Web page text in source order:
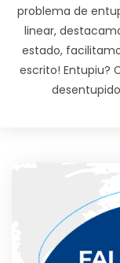
problema de
linear,
estado,
escrito! Entupiu?